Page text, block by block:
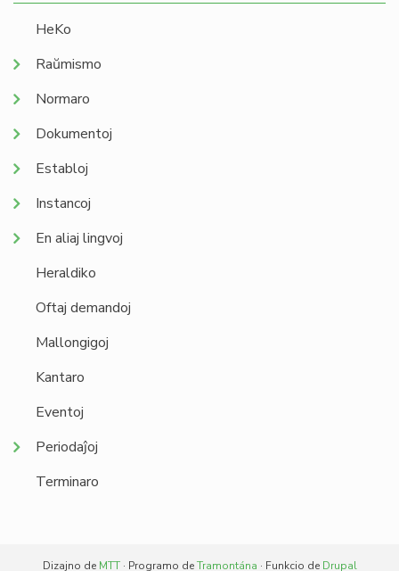
HeKo
Raŭmismo
Normaro
Dokumentoj
Establoj
Instancoj
En aliaj lingvoj
Heraldiko
Oftaj demandoj
Mallongigoj
Kantaro
Eventoj
Periodaĵoj
Terminaro
Dizajno de MTT· Programo deTramontána · Funkcio de Drupal